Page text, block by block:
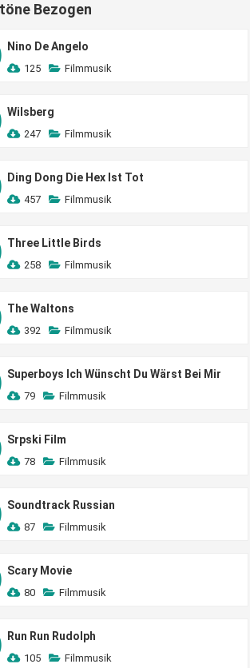
Bezogen
Nino De Angelo
125 Filmmusik
Wilsberg
247 Filmmusik
Ding Dong Die Hex Ist Tot
457 Filmmusik
Three Little Birds
258 Filmmusik
The Waltons
392 Filmmusik
Superboys Ich Wünscht Du Wärst Bei Mir
79 Filmmusik
Srpski Film
78 Filmmusik
Soundtrack Russian
87 Filmmusik
Scary Movie
80 Filmmusik
Run Run Rudolph
105 Filmmusik